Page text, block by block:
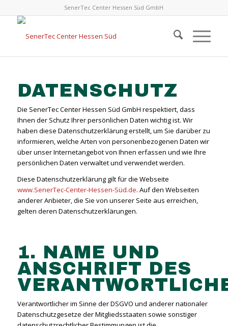
SenerTec Center Hessen Süd GmbH
DATENSCHUTZ
Die SenerTec Center Hessen Süd GmbH respektiert, dass
Ihnen der Schutz Ihrer persönlichen Daten wichtig ist. Wir
haben diese Datenschutzerklärung erstellt, um Sie darüber zu
informieren, welche Arten von personenbezogenen Daten wir
über unser Internetangebot von Ihnen erfassen und wie Ihre
persönlichen Daten verwaltet und verwendet werden.
Diese Datenschutzerklärung gilt für die Webseite
www.SenerTec-Center-Hessen-Süd.de. Auf den Webseiten
anderer Anbieter, die Sie von unserer Seite aus erreichen,
gelten deren Datenschutzerklärungen.
1. NAME UND
ANSCHRIFT DES
Verantwortlicher im Sinne der DSGVO und anderer nationaler
Datenschutzgesetze der Mitgliedsstaaten sowie sonstiger